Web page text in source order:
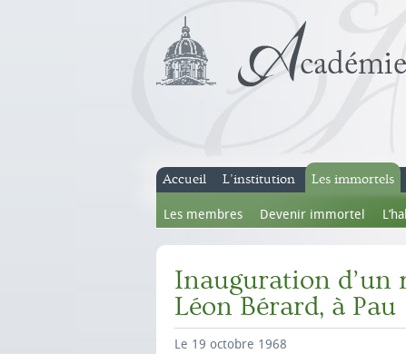
Accueil L’institution Les immortels
Les membres Devenir immortel
Inauguration d’un
Léon Bérard, à Pau
Le 19 octobre 1968